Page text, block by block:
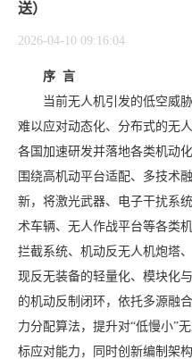
送）
2026-04-10 09:16:04
序 言
当前无人机引发的低空威
难以应对动态化、分布式的无
各国加速研发并落地各类机动
围绕高机动平台适配、多技术
新，将激光武器、电子干扰系
术车辆、无人作战平台等各类
拦截系统、机动反无人机炮塔
现反无装备的轻量化、模块化
的机动反制闭环，依托多源融
力分配算法，提升对“低慢小”
标应对能力，同时创新编制架